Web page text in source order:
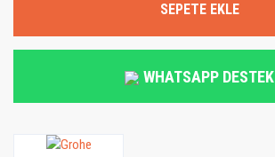
SEPETE EKLE
WHATSAPP DESTEK